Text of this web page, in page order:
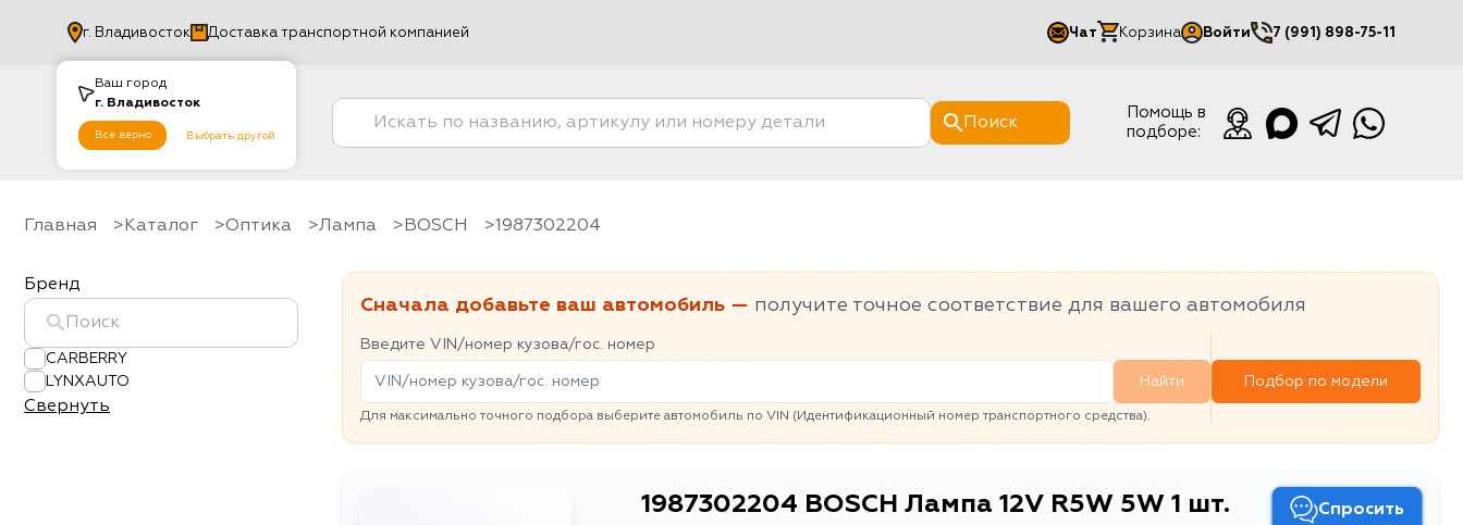
Ваш город
г. Владивосток
Все верно Выбрать другой
г. Владивосток Доставка транспортной компанией Чат Корзина Войти
Мой кабинет
7 (991) 898-75-11
Поиск
Помощь в
подборе:
Главная Каталог Оптика Лампа BOSCH 1987302204
Бренд
CARBERRY
LYNXAUTO
Свернуть
Сначала добавьте ваш автомобиль — получите точное соответствие для вашего автомобиля
Введите VIN/номер кузова/гос. номер
Найти
Для максимально точного подбора выберите автомобиль по VIN (Идентификационный номер транспортного средства).
Подбор по модели
1987302204 BOSCH Лампа 12V R5W 5W 1 шт.
Спросить